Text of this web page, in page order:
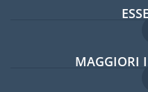
MAGGIORI